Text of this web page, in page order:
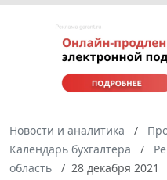
Новости и аналитика
Календарь бухгалтера
область
28 декабря 2021